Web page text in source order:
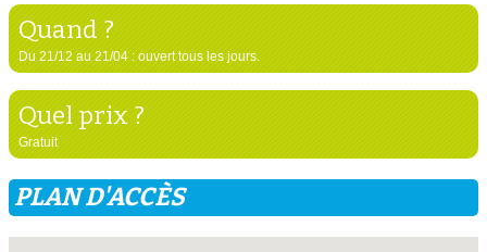
Quand ?
Du 21/12 au 21/04 : ouvert tous les jours.
Quel prix ?
Gratuit
PLAN D'ACCÈS